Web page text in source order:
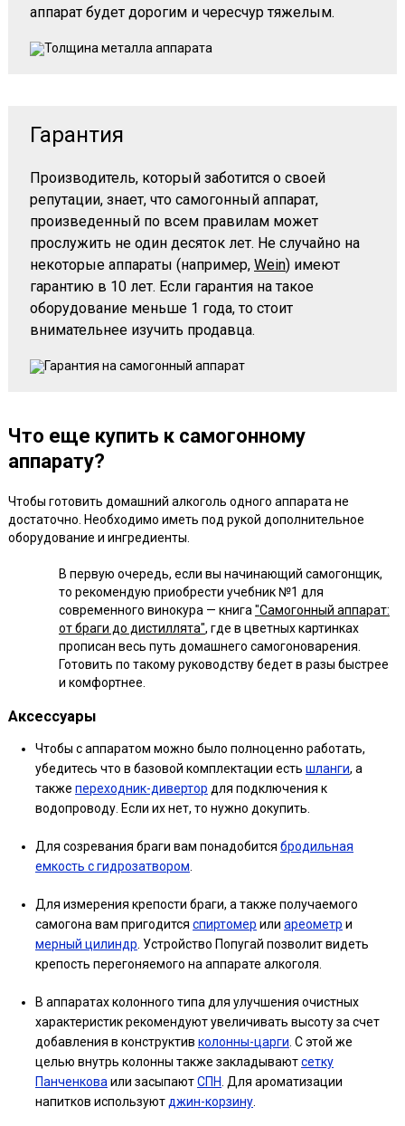
аппарат будет дорогим и чересчур тяжелым.
Гарантия
Производитель, который заботится о своей
репутации, знает, что самогонный аппарат,
произведенный по всем правилам может
прослужить не один десяток лет. Не случайно на
некоторые аппараты (например, Wein) имеют
гарантию в 10 лет. Если гарантия на такое
оборудование меньше 1 года, то стоит
внимательнее изучить продавца.
Что еще купить к самогонному
аппарату?
Чтобы готовить домашний алкоголь одного аппарата не
достаточно. Необходимо иметь под рукой дополнительное
оборудование и ингредиенты.
В первую очередь, если вы начинающий самогонщик,
то рекомендую приобрести учебник №1 для
современного винокура — книга "Самогонный аппарат:
от браги до дистиллята", где в цветных картинках
прописан весь путь домашнего самогоноварения.
Готовить по такому руководству бедет в разы быстрее
и комфортнее.
Аксессуары
Чтобы с аппаратом можно было полноценно работать,
убедитесь что в базовой комплектации есть шланги, а
также переходник-дивертор для подключения к
водопроводу. Если их нет, то нужно докупить.
Для созревания браги вам понадобится бродильная
емкость с гидрозатвором
Для измерения крепости браги, а также получаемого
самогона вам пригодится спиртомер или ареометр и
мерный цилиндр . Устройство Попугай позволит видеть
крепость перегоняемого на аппарате алкоголя.
В аппаратах колонного типа для улучшения очистных
характеристик рекомендуют увеличивать высоту за счет
добавления в конструктив колонны-царги . С этой же
целью внутрь колонны также закладываютсетку
Панченкова или засыпаютСПН . Для ароматизации
напитков используют джин-корзину